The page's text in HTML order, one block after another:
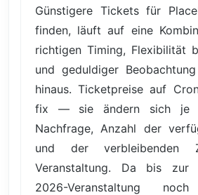
Günstigere Tickets für
finden, läuft auf eine
richtigen Timing, Flexibilität
und geduldiger
hinaus. Ticketpreise auf
fix — sie ändern sich je
Nachfrage, Anzahl der
und der
Veranstaltung. Da bis zur
2026-Veranstaltung